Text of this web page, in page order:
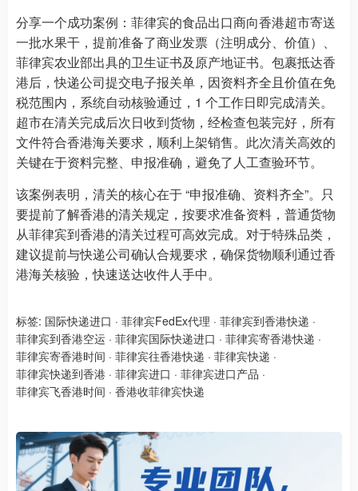
分享一个成功案例：菲律宾的食品出口商向香港超市寄送
一批水果干，提前准备了商业发票（注明成分、价值）、
菲律宾农业部出具的卫生证书及原产地证书。包裹抵达香
港后，快递公司提交电子报关单，因资料齐全且价值在免
税范围内，系统自动核验通过，1 个工作日即完成清关。
超市在清关完成后次日收到货物，经检查包装完好，所有
文件符合香港海关要求，顺利上架销售。此次清关高效的
关键在于资料完整、申报准确，避免了人工查验环节。
该案例表明，清关的核心在于 “申报准确、资料齐全”。只
要提前了解香港的清关规定，按要求准备资料，普通货物
从菲律宾到香港的清关过程可高效完成。对于特殊品类，
建议提前与快递公司确认合规要求，确保货物顺利通过香
港海关核验，快速送达收件人手中。
标签: 国际快递进口 · 菲律宾FedEx代理 · 菲律宾到香港快递 ·
菲律宾到香港空运 · 菲律宾国际快递进口 · 菲律宾寄香港快递 ·
菲律宾寄香港时间 · 菲律宾往香港快递 · 菲律宾快递 ·
菲律宾快递到香港 · 菲律宾进口 · 菲律宾进口产品 ·
菲律宾飞香港时间 · 香港收菲律宾快递